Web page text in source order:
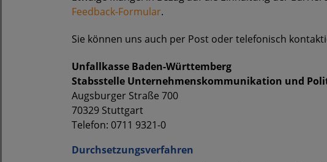
Feedback-Formular.
Sie können uns auch per Post oder telefonisch
Unfallkasse Baden-Württemberg
Stabsstelle Unternehmenskommunikation und
Augsburger Straße 700
70329 Stuttgart
Telefon: 0711 9321-0
Durchsetzungsverfahren